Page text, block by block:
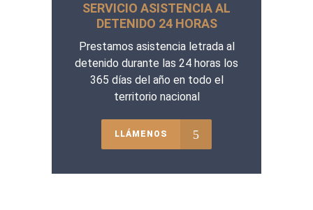
SERVICIO ASISTENCIA AL
DETENIDO 24 HORAS
Prestamos asistencia letrada al
detenido durante las 24 horas los
365 días del año en todo el
territorio nacional
LLÁMENOS